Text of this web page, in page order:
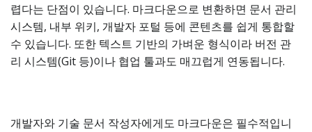
렵다는 단점이 있습니다. 마크다운으로 변환하면 문서 관리
시스템, 내부 위키, 개발자 포털 등에 콘텐츠를 쉽게 통합할
수 있습니다. 또한 텍스트 기반의 가벼운 형식이라 버전 관
리 시스템(Git 등)이나 협업 툴과도 매끄럽게 연동됩니다.
개발자와 기술 문서 작성자에게도 마크다운은 필수적입니